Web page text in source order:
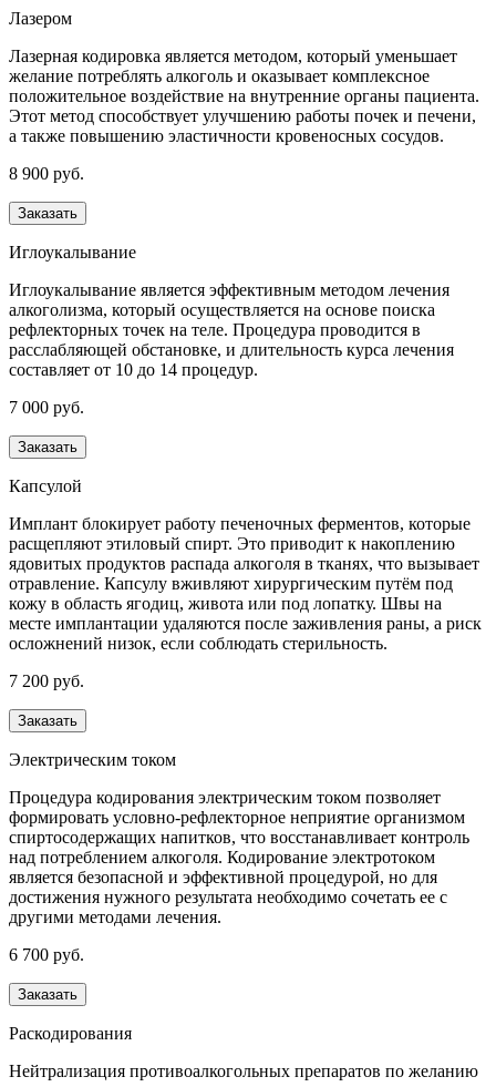
Лазером
Лазерная кодировка является методом, который уменьшает
желание потреблять алкоголь и оказывает комплексное
положительное воздействие на внутренние органы пациента.
Этот метод способствует улучшению работы почек и печени,
а также повышению эластичности кровеносных сосудов.
8 900 руб.
Заказать
Иглоукалывание
Иглоукалывание является эффективным методом лечения
алкоголизма, который осуществляется на основе поиска
рефлекторных точек на теле. Процедура проводится в
расслабляющей обстановке, и длительность курса лечения
составляет от 10 до 14 процедур.
7 000 руб.
Заказать
Капсулой
Имплант блокирует работу печеночных ферментов, которые
расщепляют этиловый спирт. Это приводит к накоплению
ядовитых продуктов распада алкоголя в тканях, что вызывает
отравление. Капсулу вживляют хирургическим путём под
кожу в область ягодиц, живота или под лопатку. Швы на
месте имплантации удаляются после заживления раны, а риск
осложнений низок, если соблюдать стерильность.
7 200 руб.
Заказать
Электрическим током
Процедура кодирования электрическим током позволяет
формировать условно-рефлекторное неприятие организмом
спиртосодержащих напитков, что восстанавливает контроль
над потреблением алкоголя. Кодирование электротоком
является безопасной и эффективной процедурой, но для
достижения нужного результата необходимо сочетать ее с
другими методами лечения.
6 700 руб.
Заказать
Раскодирования
Нейтрализация противоалкогольных препаратов по желанию